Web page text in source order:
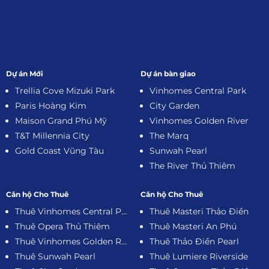
Dự án Mới
Trellia Cove Mizuki Park
Paris Hoàng Kim
Maison Grand Phú Mỹ
T&T Millennia City
Gold Coast Vũng Tàu
Dự án bàn giao
Vinhomes Central Park
City Garden
Vinhomes Golden River
The Marq
Sunwah Pearl
The River Thủ Thiêm
Căn hộ Cho Thuê
Thuê Vinhomes Central Park
Thuê Opera Thủ Thiêm
Thuê Vinhomes Golden River
Thuê Sunwah Pearl
Căn hộ Cho Thuê
Thuê Masteri Thảo Điền
Thuê Masteri An Phú
Thuê Thảo Điền Pearl
Thuê Lumiere Riverside